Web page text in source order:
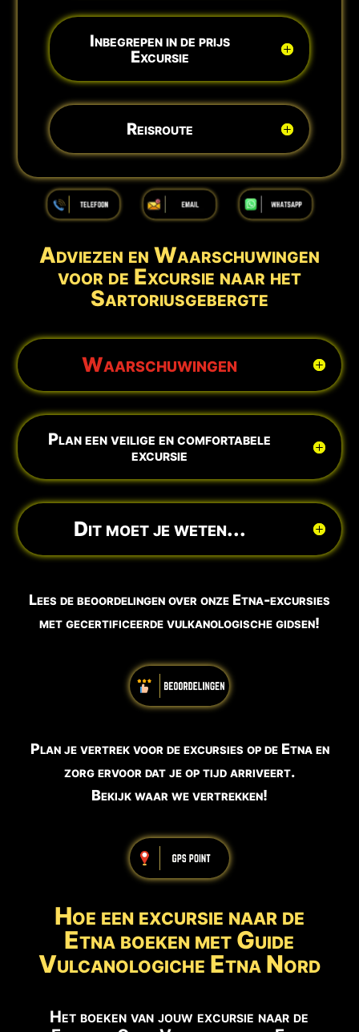
Inbegrepen in de prijs
Excursie
Reisroute
Adviezen en Waarschuwingen
voor de Excursie naar het
Sartoriusgebergte
Waarschuwingen
Plan een veilige en comfortabele
excursie
Dit moet je weten...
Lees de beoordelingen over onze Etna-excursies
met gecertificeerde vulkanologische gidsen!
Plan je vertrek voor de excursies op de Etna en
zorg ervoor dat je op tijd arriveert.
Bekijk waar we vertrekken!
Hoe een excursie naar de
Etna boeken met Guide
Vulcanologiche Etna Nord
Het boeken van jouw excursie naar de